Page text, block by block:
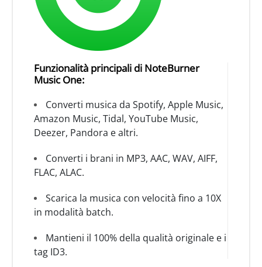
Funzionalità principali di NoteBurner
Music One:
Converti musica da Spotify, Apple Music,
Amazon Music, Tidal, YouTube Music,
Deezer, Pandora e altri.
Converti i brani in MP3, AAC, WAV, AIFF,
FLAC, ALAC.
Scarica la musica con velocità fino a 10X
in modalità batch.
Mantieni il 100% della qualità originale e i
tag ID3.